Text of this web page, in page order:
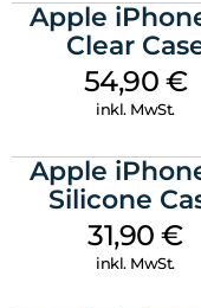
Apple
Clear
MagSafe
Transparent
54,90 €
inkl. MwSt.
Apple
Silicone
MagSafe
31,90€
inkl. MwSt.